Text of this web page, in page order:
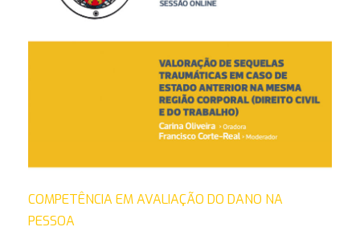
COMPETÊNCIA EM AVALIAÇÃO DO DANO NA
PESSOA